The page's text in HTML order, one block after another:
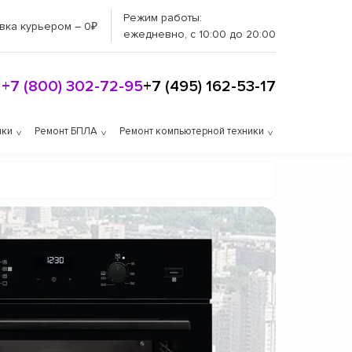
курьером – 0₽
Режим работы:
ежедневно, с 10:00 до 20:00
+7 (800) 302-72-95+7 (495) 162-53-17
Ремонт БПЛА Ремонт компьютерной техники